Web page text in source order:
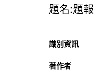
題名:題
識別資訊
著作者